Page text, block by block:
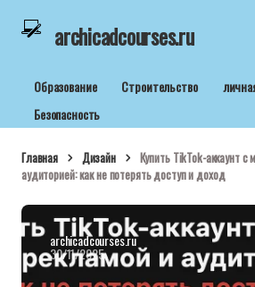
archicadcourses.ru
Образование Строительство
Безопасность
Главная Дизайн
Купить TikTok-аккаунт
аудиторией: как не потерять доступ и доход
archicadcourses.ru
30/11/2025